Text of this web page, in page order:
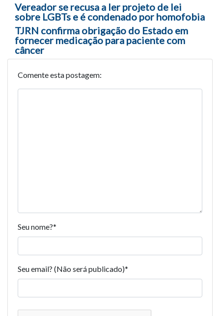
Navegação entre posts
Vereador se recusa a ler projeto de lei
sobre LGBTs e é condenado por homofobia
TJRN confirma obrigação do Estado em
fornecer medicação para paciente com
câncer
Comente esta postagem:
Seu nome?*
Seu email? (Não será publicado)*